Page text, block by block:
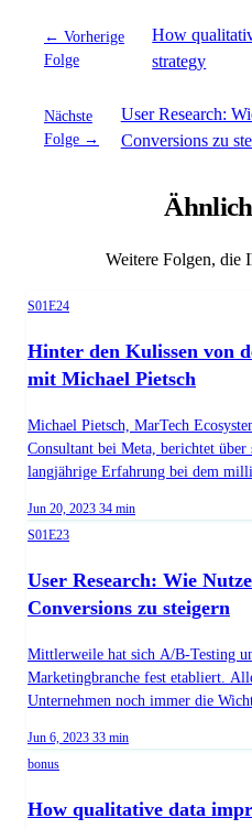
← Vorherige
Folge
How
strategy
Nächste
Folge →
User Research:
Conversions zu
Weitere Folgen, die
Season 1, Episode 24
S01E24
Hinter den Kulissen von
mit Michael Pietsch
Michael Pietsch, MarTech
Consultant bei Meta, berichtet über
langjährige Erfahrung bei dem
https://de.cro.cafe/guest/michael-
Published on
Jun 20, 2023 Duration:
34 min
Season 1, Episode 23
S01E23
User Research: Wie
Conversions zu steigern
Mittlerweile hat sich A/B-Testing
Marketingbranche fest etabliert.
Unternehmen noch immer die
Geschäftsprozesse zu optimieren,
Optimierung zu nutzen, um somit
Hindernisse überwindet, um aus
Published on
Jun 6, 2023 Duration:
33 min
bonus
How qualitative data